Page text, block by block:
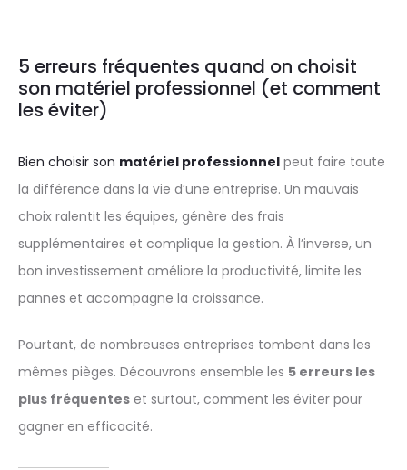
5 erreurs fréquentes quand on choisit
son matériel professionnel (et comment
les éviter)
Bien choisir son matériel professionnel peut faire toute
la différence dans la vie d’une entreprise. Un mauvais
choix ralentit les équipes, génère des frais
supplémentaires et complique la gestion. À l’inverse, un
bon investissement améliore la productivité, limite les
pannes et accompagne la croissance.
Pourtant, de nombreuses entreprises tombent dans les
mêmes pièges. Découvrons ensemble les 5 erreurs les
plus fréquentes et surtout, comment les éviter pour
gagner en efficacité.